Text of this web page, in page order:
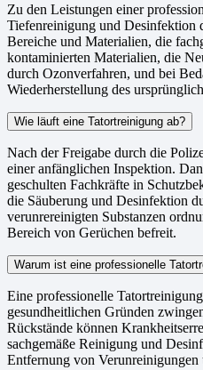
Zu den Leistungen einer
Tiefenreinigung und Desinfektion
Bereiche und Materialien, die
kontaminierten Materialien, die
durch Ozonverfahren, und bei
Wiederherstellung des
Wie läuft eine Tatortreinigung ab?
Nach der Freigabe durch die
einer anfänglichen Inspektion.
geschulten Fachkräfte in
die Säuberung und Desinfektion
verunrereinigten Substanzen
Bereich von Gerüchen befreit.
Warum ist eine professionelle
Eine professionelle
gesundheitlichen Gründen
Rückstände können
sachgemäße Reinigung und
Entfernung von Verunreinigungen